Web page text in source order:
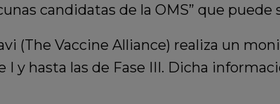
candidatas de la OMS” que puede
(The Vaccine Alliance) realiza un
y hasta las de Fase III. Dicha